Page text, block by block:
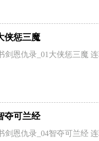
侠惩三魔
剑恩仇录_01大侠惩三魔
夺可兰经
剑恩仇录_04智夺可兰经